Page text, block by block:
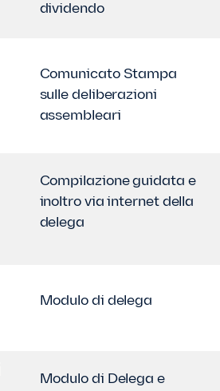
dividendo
Comunicato Stampa
sulle deliberazioni
assembleari
Compilazione guidata e
inoltro via internet della
delega
Modulo di delega
Modulo di Delega e